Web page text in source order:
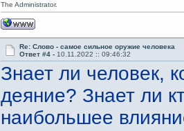
The Administrator.
Re: Слово - самое сильное оружие человека
Ответ #4 - 10.11.2022 :: 09:46:32
Знает ли человек,
деяние? Знает ли
наибольшее